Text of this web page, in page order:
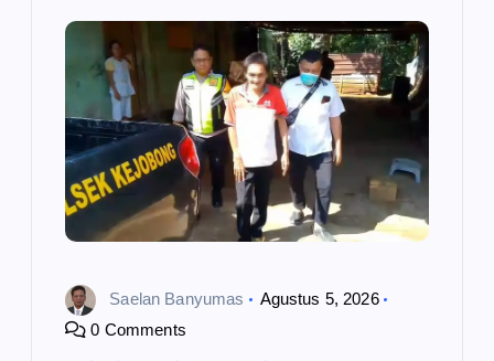
Saelan Banyumas
Agustus 5, 2026
0 Comments